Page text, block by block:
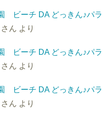
ビーチ DA どっきん♪パ
ん より
ビーチ DA どっきん♪パ
ん より
ビーチ DA どっきん♪パ
ん より